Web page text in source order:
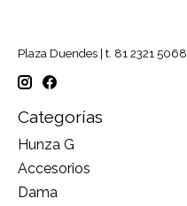
Plaza Duendes | t. 81 2321 5068
Categorías
Hunza G
Accesorios
Dama